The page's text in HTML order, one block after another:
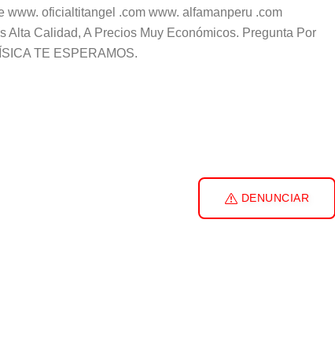
oficialtitangel .com www. alfamanperu .com
Alta Calidad, A Precios Muy Económicos. Pregunta Por
TE ESPERAMOS.
DENUNCIAR